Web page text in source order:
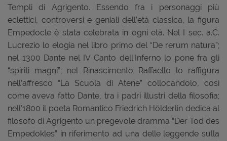
Templi di Agrigento. Essendo fra i personaggi più
eclettici, controversi e geniali dell’età classica, la figura
Empedocle è stata celebrata in ogni età. Nel I sec. a.C.
Lucrezio lo elogia nel libro primo del “De rerum natura”;
nel 1300 Dante nel IV Canto dell’Inferno lo pone fra gli
“spiriti magni”; nel Rinascimento Raffaello lo raffigura
nell’affresco “La Scuola di Atene” collocandolo, così
come aveva fatto Dante, tra i padri illustri della filosofia;
nell’1800 il poeta Romantico Friedrich Hölderlin dedica al
filosofo di Agrigento un pregevole dramma “Der Tod des
Empedokles” in riferimento ad una delle leggende sulla